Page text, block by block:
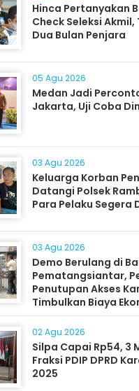
Hinca Pertanyakan
Check Seleksi Akmil,
Dua Bulan Penjara
05 Agu 2026
Medan Jadi
Jakarta, Uji Coba
03 Agu 2026
Keluarga Korban
Datangi Polsek
Para Pelaku Segera
03 Agu 2026
Demo Berulang di
Pematangsiantar,
Penutupan Akses
Timbulkan Biaya
Masyarakat
02 Agu 2026
Silpa Capai Rp54, 3
Fraksi PDIP DPRD
2025